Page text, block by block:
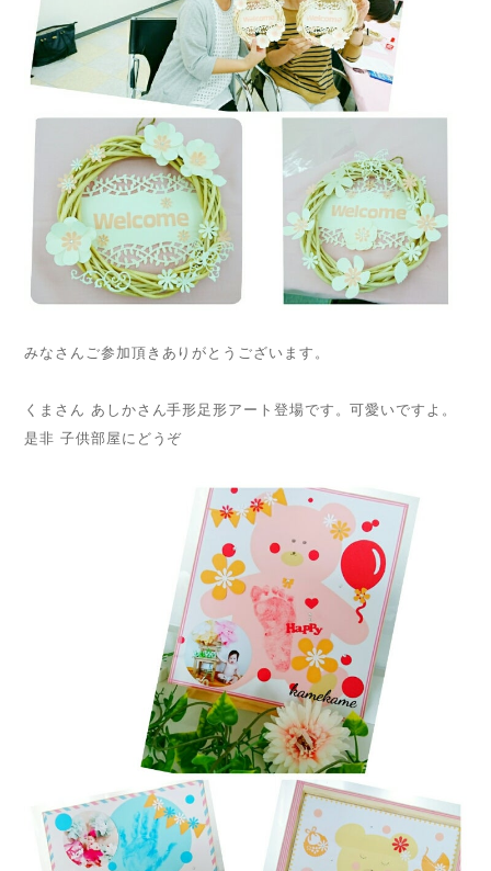
みなさんご参加頂きありがとうございます。
くまさん あしかさん手形足形アート登場です。可愛いですよ。
是非 子供部屋にどうぞ